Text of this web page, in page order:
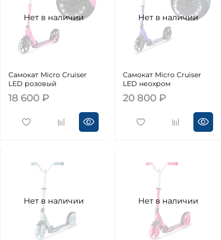
Нет в наличии
Самокат Micro Cruiser
LED розовый
18 600 ₽
Нет в наличии
Самокат Micro Cruiser
LED неохром
20 800 ₽
Нет в наличии Нет в наличии